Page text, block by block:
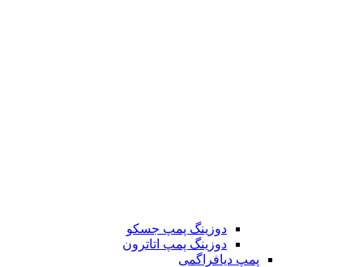
دوزینگ پمپ جسکو
دوزینگ پمپ اتاترون
پمپ دیافراگمی